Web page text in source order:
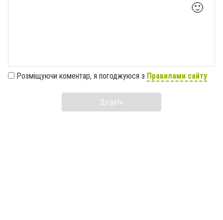
🙂
Розміщуючи коментар, я погоджуюся з Правилами сайту
Додати